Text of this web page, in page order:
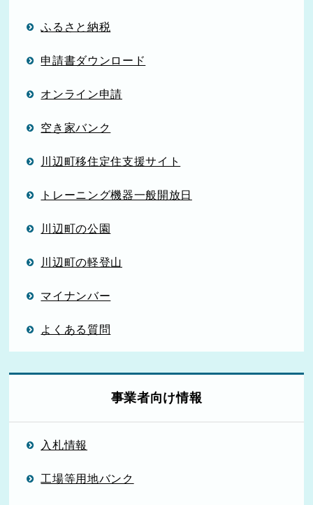
ふるさと納税
申請書ダウンロード
オンライン申請
空き家バンク
川辺町移住定住支援サイト
トレーニング機器一般開放日
川辺町の公園
川辺町の軽登山
マイナンバー
よくある質問
事業者向け情報
入札情報
工場等用地バンク